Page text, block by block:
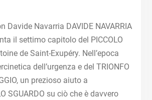
Davide Navarria DAVIDE NAVARRIA
il settimo capitolo del PICCOLO
de Saint-Exupéry. Nell’epoca
dell’urgenza e del TRIONFO
un prezioso aiuto a
SGUARDO su ciò che è davvero